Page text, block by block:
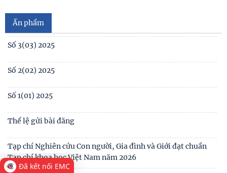
Table of contents Human Studies Journal No. 5 (128) (2023)
Ấn phẩm
Số 1(04) 2026
Giới thiệu sách mới: Xã hội học Gia đình
No1(01) 2025
Số 3(03) 2025
Số 2(02) 2025
Số 1(01) 2025
Thể lệ gửi bài đăng
Đã kết nối EMC